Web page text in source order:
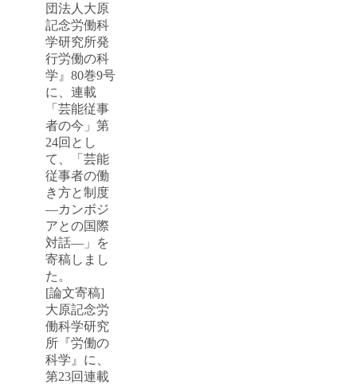
団法人大原
記念労働科
学研究所発
行労働の科
学』80巻9号
に、連載
「芸能従事
者の今」第
24回とし
て、「芸能
従事者の働
き方と制度
―カンボジ
アとの国際
対話―」を
寄稿しまし
た。
[論文寄稿]
大原記念労
働科学研究
所『労働の
科学』に、
第23回連載